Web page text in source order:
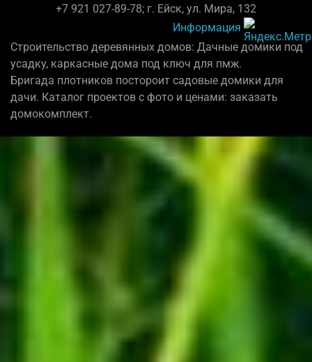
+7 921 027-89-78; г. Ейск, ул. Мира, 132
Информация
Строительство деревянных домов: Дачные домики под
усадку, каркасные дома под ключ для пмж.
Бригада плотников постороит садовые домики для
дачи. Каталог проектов с фото и ценами: заказать
домокомплект.